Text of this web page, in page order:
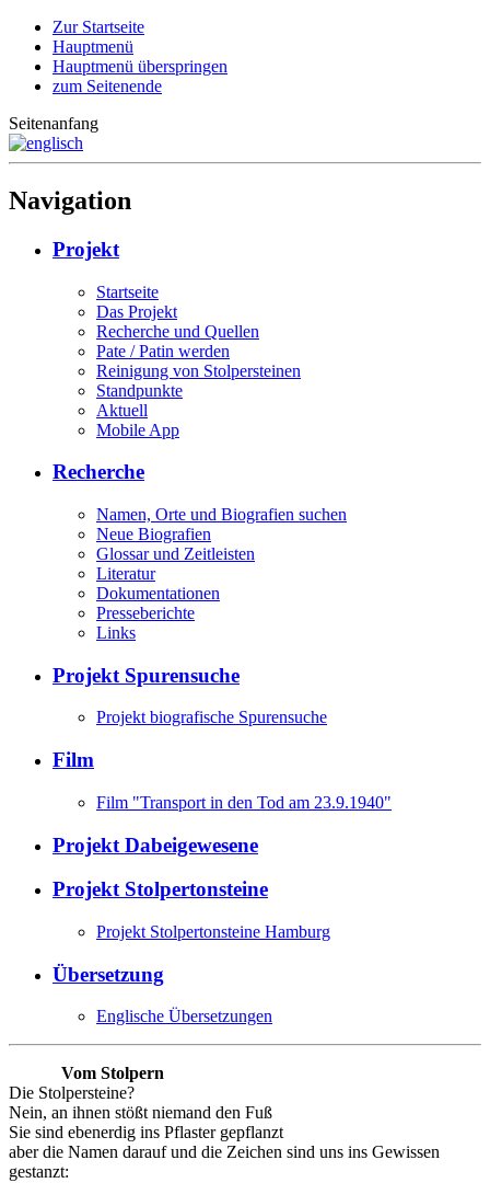
Zur Startseite
Hauptmenü
Hauptmenü überspringen
zum Seitenende
Seitenanfang
Navigation
Projekt
Startseite
Das Projekt
Recherche und Quellen
Pate / Patin werden
Reinigung von Stolpersteinen
Standpunkte
Aktuell
Mobile App
Recherche
Namen, Orte und Biografien suchen
Neue Biografien
Glossar und Zeitleisten
Literatur
Dokumentationen
Presseberichte
Links
Projekt Spurensuche
Projekt biografische Spurensuche
Film
Film "Transport in den Tod am 23.9.1940"
Projekt Dabeigewesene
Projekt Stolpertonsteine
Projekt Stolpertonsteine Hamburg
Übersetzung
Englische Übersetzungen
Vom Stolpern
Die Stolpersteine?
Nein, an ihnen stößt niemand den Fuß
Sie sind ebenerdig ins Pflaster gepflanzt
aber die Namen darauf und die Zeichen sind uns ins Gewissen
gestanzt: